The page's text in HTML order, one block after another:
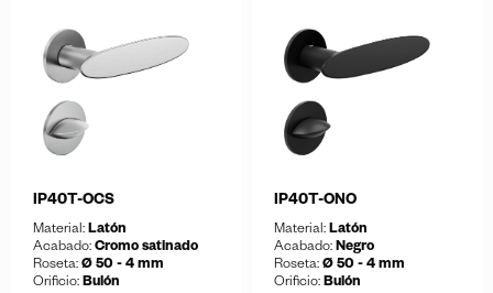
IP40T-OCS
Material: Latón
Acabado: Cromo satinado
Roseta: Ø 50 - 4 mm
Orificio: Bulón
IP40T-ONO
Material: Latón
Acabado: Negro
Roseta: Ø 50 - 4 mm
Orificio: Bulón